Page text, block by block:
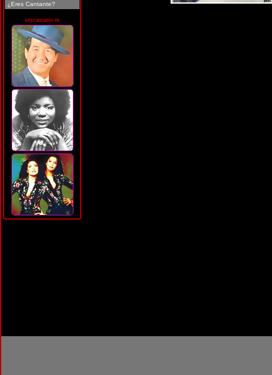
¿Eres Cantante?
soycantante.es